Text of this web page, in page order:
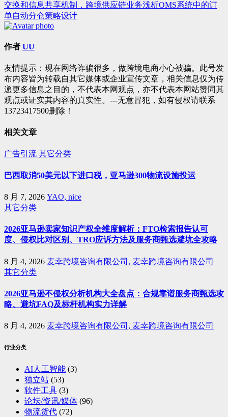
导
航
交换和信息共享机制，跨境供应链业务浅析OMS系统中的订
单自动分仓策略设计
作者 UU
友情提示：现在网络诈骗很多，做跨境电商小心被骗。此号发
布内容皆为转载自其它媒体或企业宣传文章，相关信息仅为传
递更多信息之目的，不代表本网观点，亦不代表本网站赞同其
观点或证实其内容的真实性。---无意冒犯，如有侵权请联系
13723417500删除！
相关文章
广告引流 其它分类
巴西取消50美元以下进口税，亚马逊300物流设施投运
8 月 7, 2026 YAO, nice
其它分类
2026亚马逊卖家知识产权全维度解析：FTO检索报告认可
度、侵权比对区别、TRO应诉方法及服务商甄选避坑全攻略
8 月 4, 2026 麦幸跨境咨询有限公司, 麦幸跨境咨询有限公司
其它分类
2026亚马逊不侵权分析机构大全盘点：合规靠谱服务商甄选攻
略、避坑FAQ及标杆机构实力详解
8 月 4, 2026 麦幸跨境咨询有限公司, 麦幸跨境咨询有限公司
行业分类
AI人工智能 (3)
独立站 (53)
软件工具 (3)
论坛/资讯/媒体 (96)
物流货代 (72)